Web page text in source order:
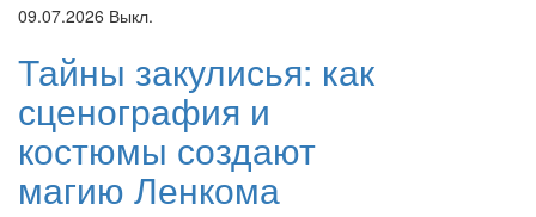
09.07.2026 Выкл.
Тайны закулисья: как
сценография и
костюмы создают
магию Ленкома